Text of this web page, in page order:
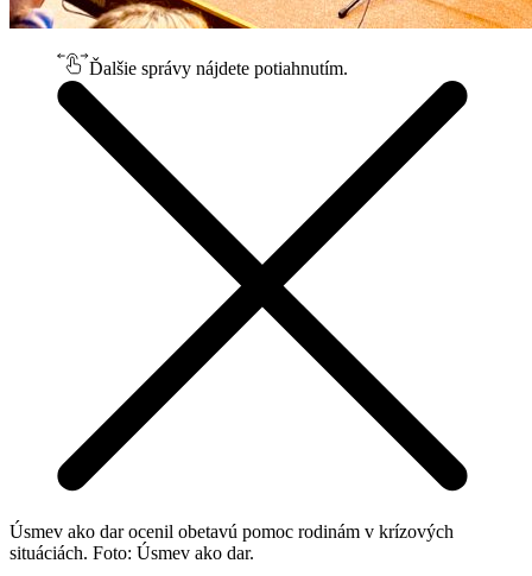
Ďalšie správy nájdete potiahnutím.
Úsmev ako dar ocenil obetavú pomoc rodinám v krízových
situáciách. Foto: Úsmev ako dar.